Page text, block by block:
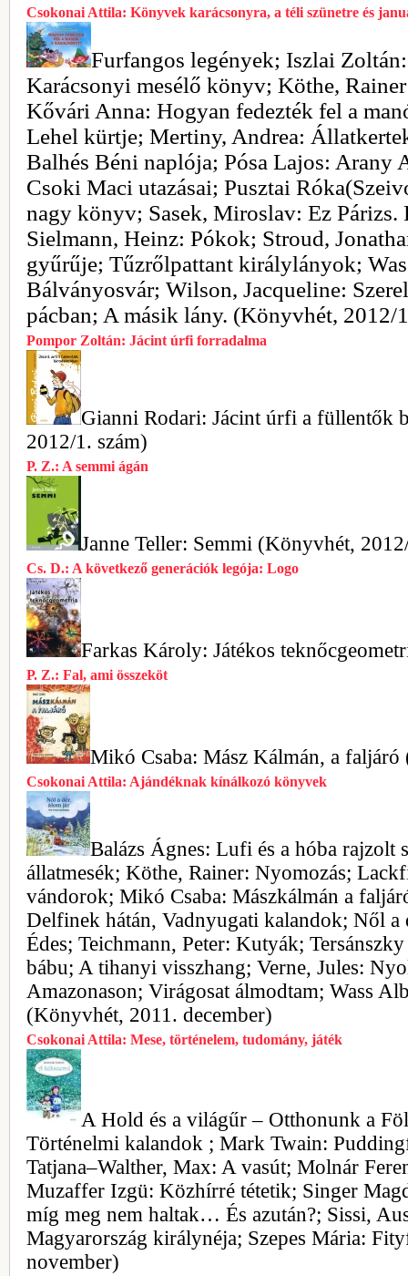
Csokonai Attila: Könyvek karácsonyra, a téli szünetre és
Furfangos legények; Iszlai
Karácsonyi mesélő könyv; Köthe,
Kővári Anna: Hogyan fedezték fel a
Lehel kürtje; Mertiny, Andrea:
Balhés Béni naplója; Pósa Lajos: Arany
Csoki Maci utazásai; Pusztai
nagy könyv; Sasek, Miroslav: Ez Párizs.
Sielmann, Heinz: Pókok; Stroud,
gyűrűje; Tűzrőlpattant királylányok;
Bálványosvár; Wilson, Jacqueline:
pácban; A másik lány. (Könyvhét, 2012/
Pompor Zoltán: Jácint úrfi forradalma
Gianni Rodari: Jácint úrfi a füllentők
2012/1. szám)
P. Z.: A semmi ágán
Janne Teller: Semmi (Könyvhét,
Cs. D.: A következő generációk legója: Logo
Farkas Károly: Játékos
P. Z.: Fal, ami összeköt
Mikó Csaba: Mász Kálmán, a
Csokonai Attila: Ajándéknak kínálkozó könyvek
Balázs Ágnes: Lufi és a hóba rajzolt
állatmesék; Köthe, Rainer: Nyomozás;
vándorok; Mikó Csaba: Mászkálmán a
Delfinek hátán, Vadnyugati kalandok; Nől a
Édes; Teichmann, Peter: Kutyák;
bábu; A tihanyi visszhang; Verne, Jules:
Amazonason; Virágosat álmodtam; Wass
(Könyvhét, 2011. december)
Csokonai Attila: Mese, történelem, tudomány, játék
A Hold és a világűr – Otthonunk a
Történelmi kalandok ; Mark Twain:
Tatjana–Walther, Max: A vasút; Molnár
Muzaffer Izgü: Közhírré tétetik; Singer
míg meg nem haltak… És azután?; Sissi,
Magyarország királynéja; Szepes Mária:
november)